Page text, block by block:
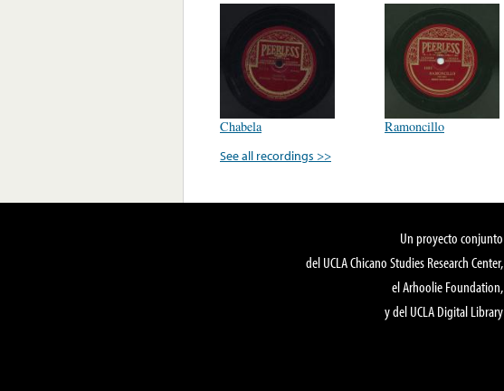
Chabela Ramoncillo
See all recordings >>
Un proyecto conjunto
del UCLA Chicano Studies Research Center,
el Arhoolie Foundation,
y del UCLA Digital Library